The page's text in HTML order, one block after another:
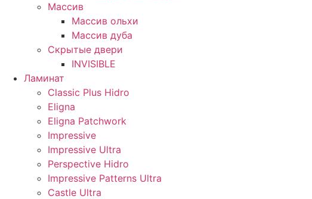
Массив
Массив ольхи
Массив дуба
Скрытые двери
INVISIBLE
Ламинат
Classic Plus Hidro
Eligna
Eligna Patchwork
Impressive
Impressive Ultra
Perspective Hidro
Impressive Patterns Ultra
Castle Ultra